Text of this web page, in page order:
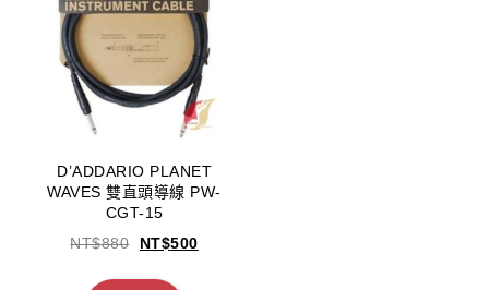
D’ADDARIO PLANET
WAVES 雙直頭導線 PW-
CGT-15
NT$880 NT$500